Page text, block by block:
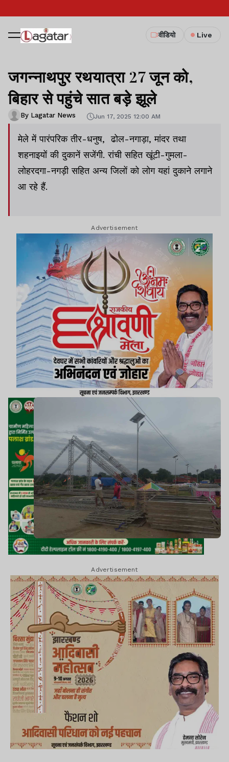
वीडियो Live
जगन्नाथपुर रथयात्रा 27 जून को,
बिहार से पहुंचे सात बड़े झूले
By Lagatar News Jun 17, 2025 12:00 AM
मेले में पारंपरिक तीर-धनुष, ढोल-नगाड़ा, मांदर तथा
शहनाइयों की दुकानें सजेंगी. रांची सहित खूंटी-गुमला-
लोहरदगा-नगड़ी सहित अन्य जिलों को लोग यहां दुकाने लगाने
आ रहे हैं.
Advertisement
Advertisement